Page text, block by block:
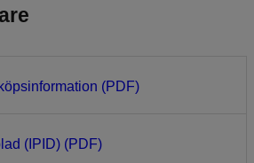
(PDF)
(IPID) (PDF)